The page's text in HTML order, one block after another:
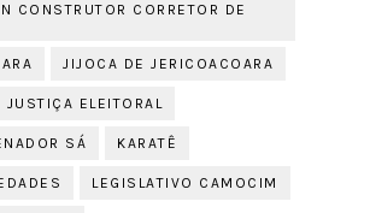
CONSTRUTOR CORRETOR DE
JIJOCA DE JERICOACOARA
JUSTIÇA ELEITORAL
SÁ KARATÊ
LEGISLATIVO CAMOCIM